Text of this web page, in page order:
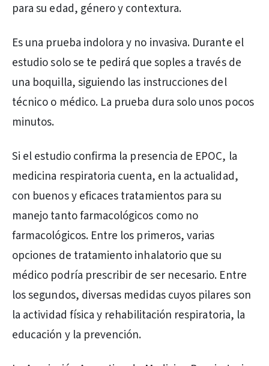
para su edad, género y contextura.
Es una prueba indolora y no invasiva. Durante el
estudio solo se te pedirá que soples a través de
una boquilla, siguiendo las instrucciones del
técnico o médico. La prueba dura solo unos pocos
minutos.
Si el estudio confirma la presencia de EPOC, la
medicina respiratoria cuenta, en la actualidad,
con buenos y eficaces tratamientos para su
manejo tanto farmacológicos como no
farmacológicos. Entre los primeros, varias
opciones de tratamiento inhalatorio que su
médico podría prescribir de ser necesario. Entre
los segundos, diversas medidas cuyos pilares son
la actividad física y rehabilitación respiratoria, la
educación y la prevención.